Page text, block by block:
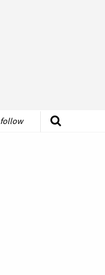
follow